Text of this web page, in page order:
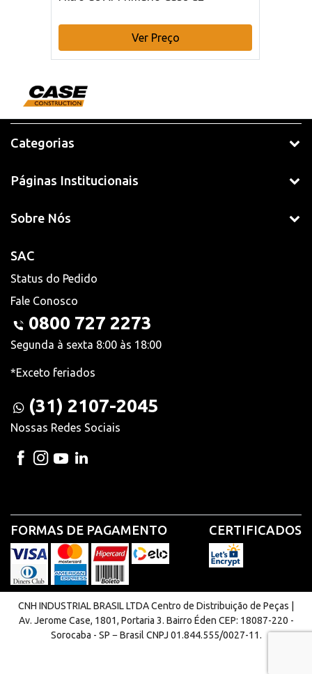
Ver Preço
Categorias
Páginas Institucionais
Sobre Nós
SAC
Status do Pedido
Fale Conosco
0800 727 2273
Segunda à sexta 8:00 às 18:00
*Exceto feriados
(31) 2107-2045
Nossas Redes Sociais
FORMAS DE PAGAMENTO CERTIFICADOS
CNH INDUSTRIAL BRASIL LTDA Centro de Distribuição de Peças |
Av. Jerome Case, 1801, Portaria 3. Bairro Éden CEP: 18087-220 -
Sorocaba - SP − Brasil CNPJ 01.844.555/0027-11.